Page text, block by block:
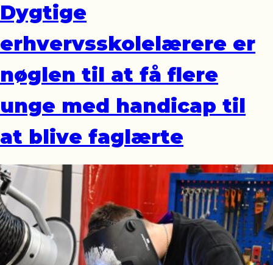
Dygtige
erhvervsskolelærere er
nøglen til at få flere
unge med handicap til
at blive faglærte